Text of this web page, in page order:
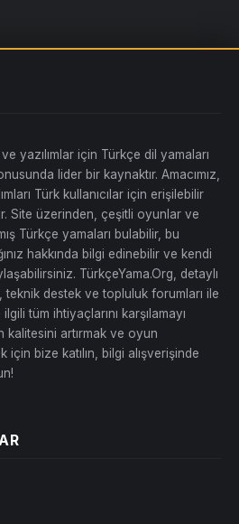
yazılımlar için Türkçe dil yamaları
lider bir kaynaktır. Amacımız,
Türk kullanıcılar için erişilebilir
Site üzerinden, çeşitli oyunlar ve
Türkçe yamaları bulabilir, bu
hakkında bilgi edinebilir ve kendi
TürkçeYama.Org, detaylı
destek ve topluluk forumları ile
tüm ihtiyaçlarını karşılamayı
kalitesini artırmak ve oyun
için bize katılın, bilgi alışverişinde